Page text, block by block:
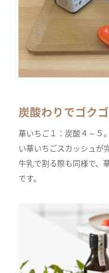
炭酸わりでゴク
華いちご１：炭酸４～５
い華いちごスカッシュが
牛乳で割る際も同様で、
です。